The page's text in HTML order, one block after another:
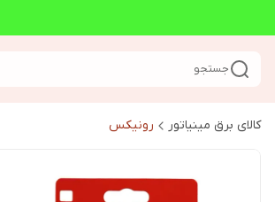
جستجو
کالای برق مینیاتور رونیکس